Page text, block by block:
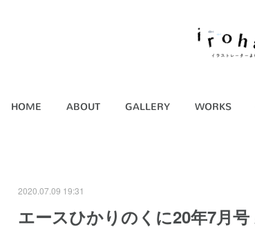
HOME ABOUT GALLERY WORKS
2020.07.09 19:31
エースひかりのくに20年7月号